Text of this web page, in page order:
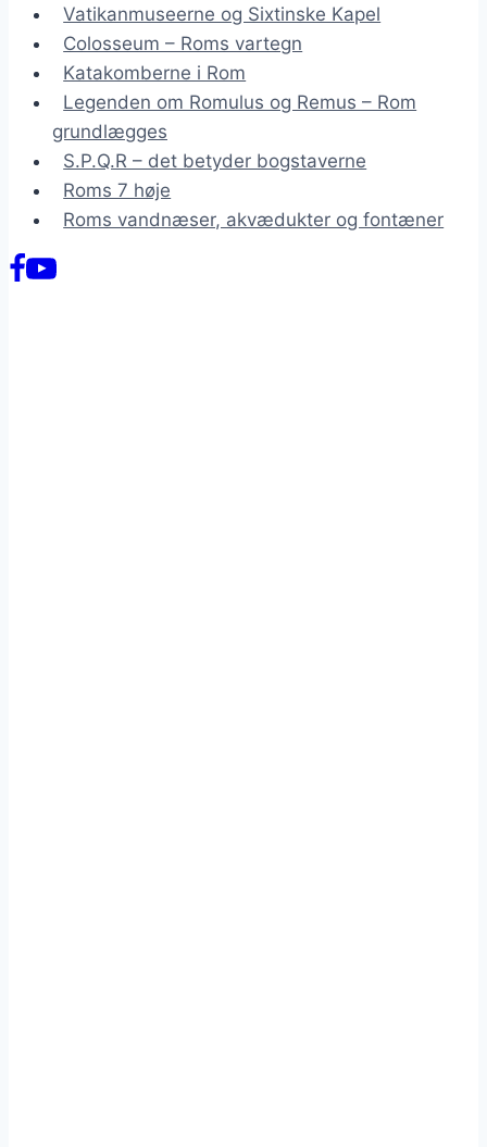
Vatikanmuseerne og Sixtinske Kapel
Colosseum – Roms vartegn
Katakomberne i Rom
Legenden om Romulus og Remus – Rom
grundlægges
S.P.Q.R – det betyder bogstaverne
Roms 7 høje
Roms vandnæser, akvædukter og fontæner